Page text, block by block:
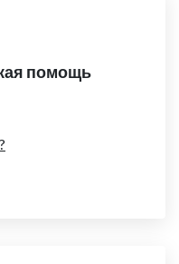
помощь